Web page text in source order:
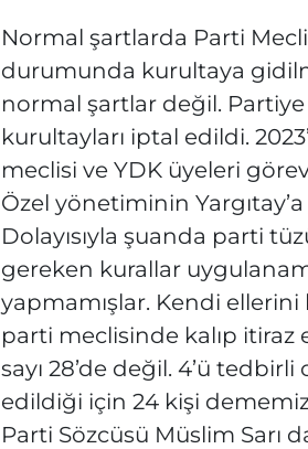
Normal şartlarda Parti
durumunda kurultaya
normal şartlar değil.
kurultayları iptal edildi.
meclisi ve YDK üyeleri
Özel yönetiminin
Dolayısıyla şuanda parti
gereken kurallar
yapmamışlar. Kendi ellerini
parti meclisinde kalıp itiraz
sayı 28’de değil. 4’ü
edildiği için 24 kişi
Parti Sözcüsü Müslim Sarı